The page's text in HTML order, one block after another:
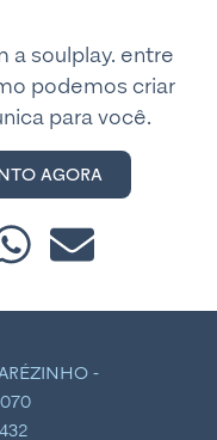
a soulplay. entre
podemos criar
para você.
AGORA
-